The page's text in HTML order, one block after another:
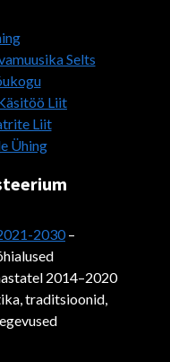
Selts
Liit
Liit
Ühing
2030–
2014–2020
traditsioonid,